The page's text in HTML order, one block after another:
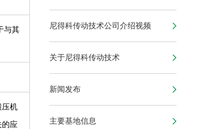
与其
压机
应
尼得科传动技术公司介绍视频
关于尼得科传动技术
新闻发布
主要基地信息